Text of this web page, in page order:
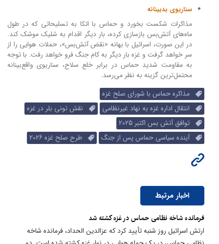
سناریوی بدبینانه
مذاکرات شکست بخورد و حماس با اتکا به تسلیحاتی که در طول
ماه‌های آتش‌بس بازسازی کرده، بار دیگر اقدام به شلیک موشک کند.
در این صورت، اسرائیل با بهانه «نقض آتش‌بس»، حملات هوایی را از
سر خواهد گرفت و غزه بار دیگر به کام جنگ فرو خواهد رفت. با توجه
به مقاومت شدید حماس در برابر خلع سلاح، سناریوی واقع‌بینانه
محتمل‌ترین گزینه به نظر می‌رسد.
مذاکره حماس با شورای صلح غزه
انتقال اداره غزه به نهاد غیرنظامی
نقش تونی بلر در غزه
توافق آتش بس اکتبر 2025
آینده سیاسی حماس پس از جنگ
طرح صلح غزه 2026
اخبار مرتبط
فرمانده شاخه نظامی حماس در غزه کشته شد
ارتش اسرائیل روز شنبه تأیید کرد که عزالدین الحداد، فرمانده شاخه